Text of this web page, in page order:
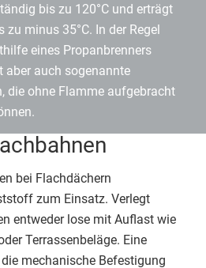
bis zu 120°C und erträgt
minus 35°C. In der Regel
eines Propanbrenners
aber auch sogenannte
die ohne Flamme aufgebracht
bei Flachdächern
zum Einsatz. Verlegt
entweder lose mit Auflast wie
Terrassenbeläge. Eine
mechanische Befestigung